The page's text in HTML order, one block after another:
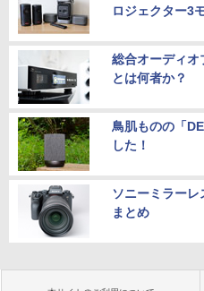
ロジェクター3
総合オーディオ
とは何者か？
鳥肌ものの「
した！
ソニーミラー
まとめ